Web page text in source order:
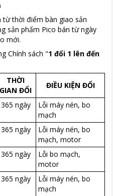
từ thời điểm bàn giao sản
sản phẩm Pico bán từ ngày
mới.
Chính sách "1 đổi 1 lên đến
THỜI
GIAN ĐỔI
ĐIỀU KIỆN ĐỔI
365 ngày
Lỗi máy nén, bo
mạch
365 ngày
Lỗi máy nén, bo
mạch, motor
365 ngày
Lỗi bo mạch,
motor
365 ngày
Lỗi máy nén, bo
mạch